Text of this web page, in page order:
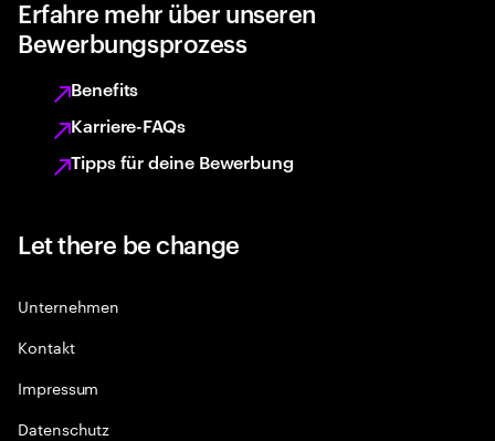
Erfahre mehr über unseren
Bewerbungsprozess
Benefits
Karriere-FAQs
Tipps für deine Bewerbung
Let there be change
Unternehmen
Kontakt
Impressum
Datenschutz